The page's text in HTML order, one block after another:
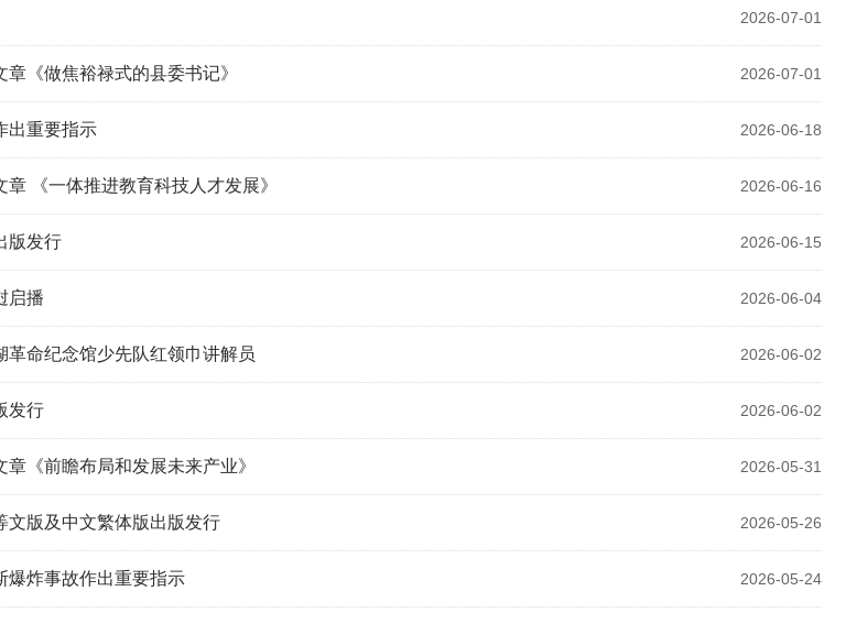
2026-07-01
2026-07-01
《做焦裕禄式的县委书记》
2026-06-18
出重要指示
2026-06-16
《一体推进教育科技人才发展》
2026-06-15
版发行
2026-06-04
启播
2026-06-02
命纪念馆少先队红领巾讲解员
2026-06-02
发行
2026-05-31
《前瞻布局和发展未来产业》
2026-05-26
文版及中文繁体版出版发行
2026-05-24
爆炸事故作出重要指示